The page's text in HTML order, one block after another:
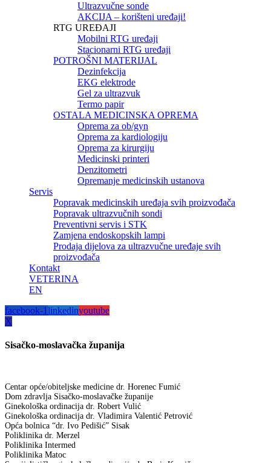
Ultrazvučne sonde
AKCIJA – korišteni uređaji!
RTG UREĐAJI
Mobilni RTG uređaji
Stacionarni RTG uređaji
POTROŠNI MATERIJAL
Dezinfekcija
EKG elektrode
Gel za ultrazvuk
Termo papir
OSTALA MEDICINSKA OPREMA
Oprema za ob/gyn
Oprema za kardiologiju
Oprema za kirurgiju
Medicinski printeri
Denzitometri
Opremanje medicinskih ustanova
Servis
Popravak medicinskih uređaja svih proizvođača
Popravak ultrazvučnih sondi
Preventivni servis i STK
Zamjena endoskopskih lampi
Prodaja dijelova za ultrazvučne uređaje svih
proizvođača
Kontakt
VETERINA
EN
facebook-1linkedinyoutube
X
Sisačko-moslavačka županija
Centar opće/obiteljske medicine dr. Horenec Fumić
Dom zdravlja Sisačko-moslavačke županije
Ginekološka ordinacija dr. Robert Vulić
Ginekološka ordinacija dr. Vladimira Valentić Petrović
Opća bolnica “dr. Ivo Pedišić” Sisak
Poliklinika dr. Merzel
Poliklinika Intermed
Poliklinika Matoc